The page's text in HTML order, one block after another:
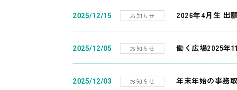
2025/12/15 お知らせ 2026年4月生 出
2025/12/05 お知らせ 働く広場2025年
2025/12/03 お知らせ 年末年始の事務